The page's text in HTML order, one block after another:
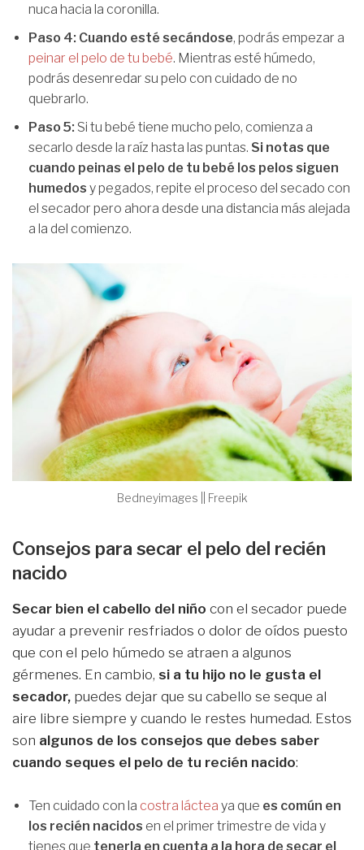
nuca hacia la coronilla.
Paso 4: Cuando esté secándose, podrás empezar a
peinar el pelo de tu bebé. Mientras esté húmedo,
podrás desenredar su pelo con cuidado de no
quebrarlo.
Paso 5: Si tu bebé tiene mucho pelo, comienza a
secarlo desde la raíz hasta las puntas. Si notas que
cuando peinas el pelo de tu bebé los pelos siguen
humedos y pegados, repite el proceso del secado con
el secador pero ahora desde una distancia más alejada
a la del comienzo.
Bedneyimages || Freepik
Consejos para secar el pelo del recién
nacido
Secar bien el cabello del niño con el secador puede
ayudar a prevenir resfriados o dolor de oídos puesto
que con el pelo húmedo se atraen a algunos
gérmenes. En cambio, si a tu hijo no le gusta el
secador, puedes dejar que su cabello se seque al
aire libre siempre y cuando le restes humedad. Estos
son algunos de los consejos que debes saber
cuando seques el pelo de tu recién nacido:
Ten cuidado con la costra láctea ya que es común en
los recién nacidos en el primer trimestre de vida y
tienes que tenerla en cuenta a la hora de secar el